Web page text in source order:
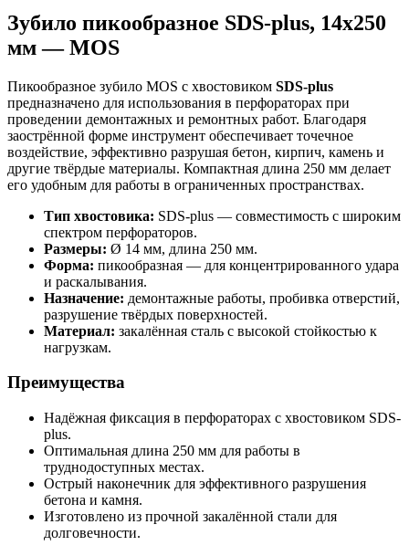
Зубило пикообразное SDS-plus, 14х250
мм — MOS
Пикообразное зубило MOS с хвостовиком SDS-plus
предназначено для использования в перфораторах при
проведении демонтажных и ремонтных работ. Благодаря
заострённой форме инструмент обеспечивает точечное
воздействие, эффективно разрушая бетон, кирпич, камень и
другие твёрдые материалы. Компактная длина 250 мм делает
его удобным для работы в ограниченных пространствах.
Тип хвостовика: SDS-plus — совместимость с широким
спектром перфораторов.
Размеры: Ø 14 мм, длина 250 мм.
Форма: пикообразная — для концентрированного удара
и раскалывания.
Назначение: демонтажные работы, пробивка отверстий,
разрушение твёрдых поверхностей.
Материал: закалённая сталь с высокой стойкостью к
нагрузкам.
Преимущества
Надёжная фиксация в перфораторах с хвостовиком SDS-
plus.
Оптимальная длина 250 мм для работы в
труднодоступных местах.
Острый наконечник для эффективного разрушения
бетона и камня.
Изготовлено из прочной закалённой стали для
долговечности.